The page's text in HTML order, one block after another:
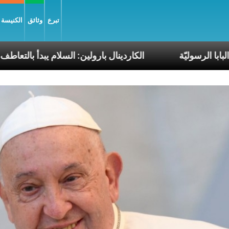
وثائق تبرع
الكاردينال بارولين: ضمن رحلات البابا الرسوليّة